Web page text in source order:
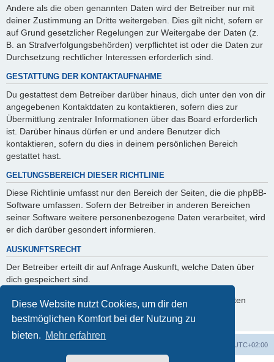
Diese Website nutzt Cookies, um dir den
bestmöglichen Komfort bei der Nutzung zu
bieten. Mehr erfahren
Andere als die oben genannten Daten wird der Betreiber nur mit
deiner Zustimmung an Dritte weitergeben. Dies gilt nicht, sofern er
auf Grund gesetzlicher Regelungen zur Weitergabe der Daten (z.
B. an Strafverfolgungsbehörden) verpflichtet ist oder die Daten zur
Durchsetzung rechtlicher Interessen erforderlich sind.
GESTATTUNG DER KONTAKTAUFNAHME
Du gestattest dem Betreiber darüber hinaus, dich unter den von dir
angegebenen Kontaktdaten zu kontaktieren, sofern dies zur
Übermittlung zentraler Informationen über das Board erforderlich
ist. Darüber hinaus dürfen er und andere Benutzer dich
kontaktieren, sofern du dies in deinem persönlichen Bereich
gestattet hast.
GELTUNGSBEREICH DIESER RICHTLINIE
Diese Richtlinie umfasst nur den Bereich der Seiten, die die phpBB-
Software umfassen. Sofern der Betreiber in anderen Bereichen
seiner Software weitere personenbezogene Daten verarbeitet, wird
er dich darüber gesondert informieren.
AUSKUNFTSRECHT
Der Betreiber erteilt dir auf Anfrage Auskunft, welche Daten über
dich gespeichert sind.
Du kannst jederzeit die Löschung bzw. Sperrung deiner Daten
verlangen. Kontaktiere hierzu bitte den Betreiber.
UTC+02:00